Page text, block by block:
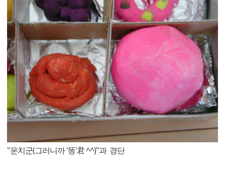
"운치군(그러니까 '똥'君 ^^)"과 경단